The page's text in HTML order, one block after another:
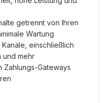
getrennt von Ihren
Wartung
einschließlich
und mehr
Zahlungs-Gateways